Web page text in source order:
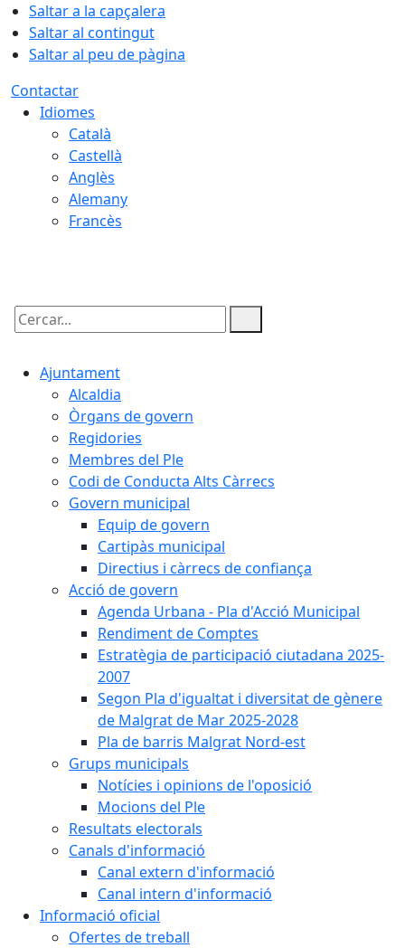
Saltar a la capçalera
Saltar al contingut
Saltar al peu de pàgina
Contactar
Idiomes
Català
Castellà
Anglès
Alemany
Francès
Cercar:
Ajuntament
Alcaldia
Òrgans de govern
Regidories
Membres del Ple
Codi de Conducta Alts Càrrecs
Govern municipal
Equip de govern
Cartipàs municipal
Directius i càrrecs de confiança
Acció de govern
Agenda Urbana - Pla d'Acció Municipal
Rendiment de Comptes
Estratègia de participació ciutadana 2025-
2007
Segon Pla d'igualtat i diversitat de gènere
de Malgrat de Mar 2025-2028
Pla de barris Malgrat Nord-est
Grups municipals
Notícies i opinions de l'oposició
Mocions del Ple
Resultats electorals
Canals d'informació
Canal extern d'informació
Canal intern d'informació
Informació oficial
Ofertes de treball